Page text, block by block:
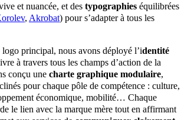
et nuancée, et des typographies équilibrées
, Akrobat) pour s’adapter à tous les
logo principal, nous avons déployé l’identité
à travers tous les champs d’action de la
conçu une charte graphique modulaire,
pour chaque pôle de compétence : culture,
économique, mobilité… Chaque
le lien avec la marque mère tout en affirmant